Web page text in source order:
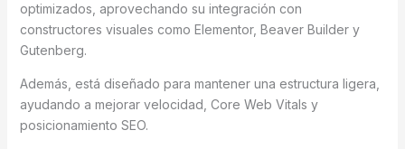
optimizados, aprovechando su integración con
constructores visuales como Elementor, Beaver Builder y
Gutenberg.
Además, está diseñado para mantener una estructura ligera,
ayudando a mejorar velocidad, Core Web Vitals y
posicionamiento SEO.